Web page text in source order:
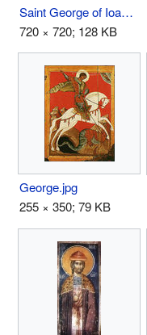
Saint George of Ioannina (1808-1836).jpg
720 × 720; 128 KB
George.jpg
255 × 350; 79 KB